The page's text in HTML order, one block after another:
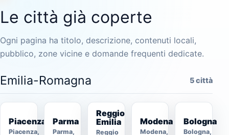
Le città già coperte
Ogni pagina ha titolo, descrizione, contenuti locali,
pubblico, zone vicine e domande frequenti dedicate.
Emilia-Romagna 5 città
Piacenza
Piacenza,
Parma
Parma,
Reggio
Emilia
Reggio
Modena
Modena,
Bologna
Bologna,